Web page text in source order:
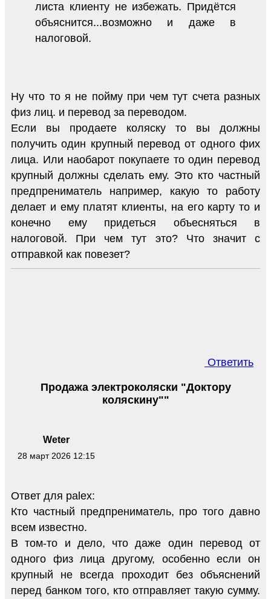
листа клиенту не избежать. Придётся
объяснится...возможно и даже в
налоговой.
Ну что то я не пойму при чем тут счета разных
физ лиц. и перевод за переводом.
Если вы продаете коляску то вы должны
получить один крупный перевод от одного фих
лица. Или наобарот покупаете то один перевод
крупный должны сделать ему. Это кто частный
предпрениматель например, какую то работу
делает и ему платят клиенты, на его карту то и
конечно ему придеться объесняться в
налоговой. При чем тут это? Что значит с
отправкой как повезет?
Ответить
Weter
28 март 2026 12:15
Продажа электроколяски "Доктору
коляскину""
Ответ для palex:
Кто частный предпрениматель, про того давно
всем известно.
В том-то и дело, что даже один перевод от
одного физ лица другому, особенно если он
крупный не всегда проходит без объяснений
перед банком того, кто отправляет такую сумму.